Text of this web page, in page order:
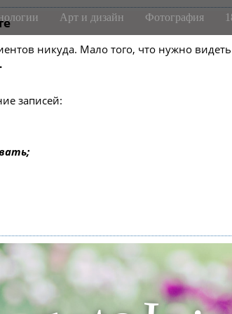
никуда. Мало того, что нужно
записей:
Арт и дизайн Фотография